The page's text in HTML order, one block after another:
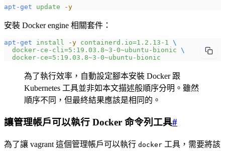
apt-get update -y
安裝 Docker engine 相關套件：
apt-get install -y containerd.io=1.2.13-1
\
  docker-ce-cli=5:19.03.8~3-0~ubuntu-bionic
\
  docker-ce=5:19.03.8~3-0~ubuntu-bionic
為了執行效率，自動設定腳本安裝 Docker 跟
Kubernetes 工具並非如本文描述般順序分明。雖然
順序不同，但最終結果應該是相同的。
讓管理帳戶可以執行 Docker 命令列工具#
為了讓 vagrant 這個管理帳戶可以執行 docker 工具，需要將該